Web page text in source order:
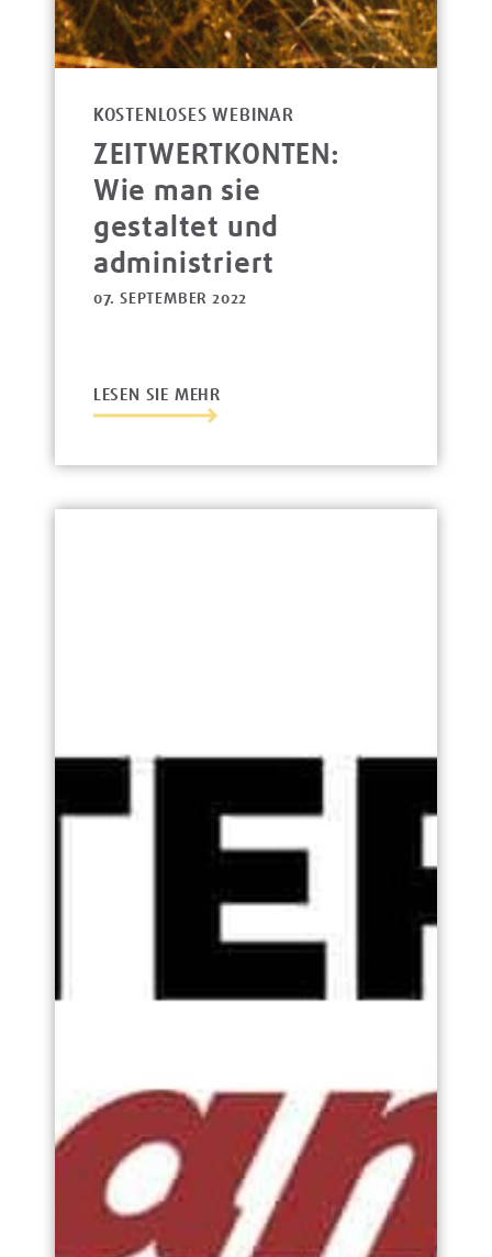
KOSTENLOSES WEBINAR
ZEITWERTKONTEN:
Wie man sie
gestaltet und
administriert
07. SEPTEMBER 2022
LESEN SIE MEHR